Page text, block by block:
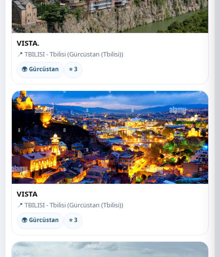
VISTA.
📍 TBILISI - Tbilisi (Gürcüstan (Tbilisi))
🌍 Gürcüstan ⭐ 3
VISTA
📍 TBILISI - Tbilisi (Gürcüstan (Tbilisi))
🌍 Gürcüstan ⭐ 3